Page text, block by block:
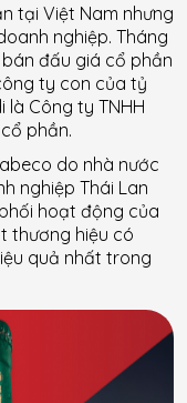
tại Việt Nam nhưng
nghiệp. Tháng
đấu giá cổ phần
ty con của tỷ
là Công ty TNHH
phần.
do nhà nước
nghiệp Thái Lan
hoạt động của
thương hiệu có
quả nhất trong